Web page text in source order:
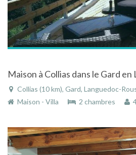
Collias (10 km), Gard, Languedoc-
Maison - Villa
2 chambres